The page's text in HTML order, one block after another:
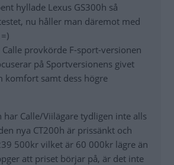
hyllade Lexus GS300h så
nu håller man däremot med
provkörde F-sport-versionen
på Sportversionens givet
komfort samt dess högre
har Calle/Viilägare tydligen inte alls
nya CT200h är prissänkt och
500kr vilket är 60 000kr lägre än
att priset börjar på, är det inte